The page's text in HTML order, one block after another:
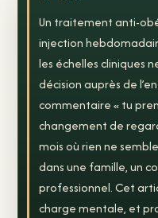
Un traitement anti-
injection
les échelles cliniques
décision auprès de
commentaire « tu
changement de
mois où rien ne
dans une famille, un
professionnel. Cet
charge mentale, et